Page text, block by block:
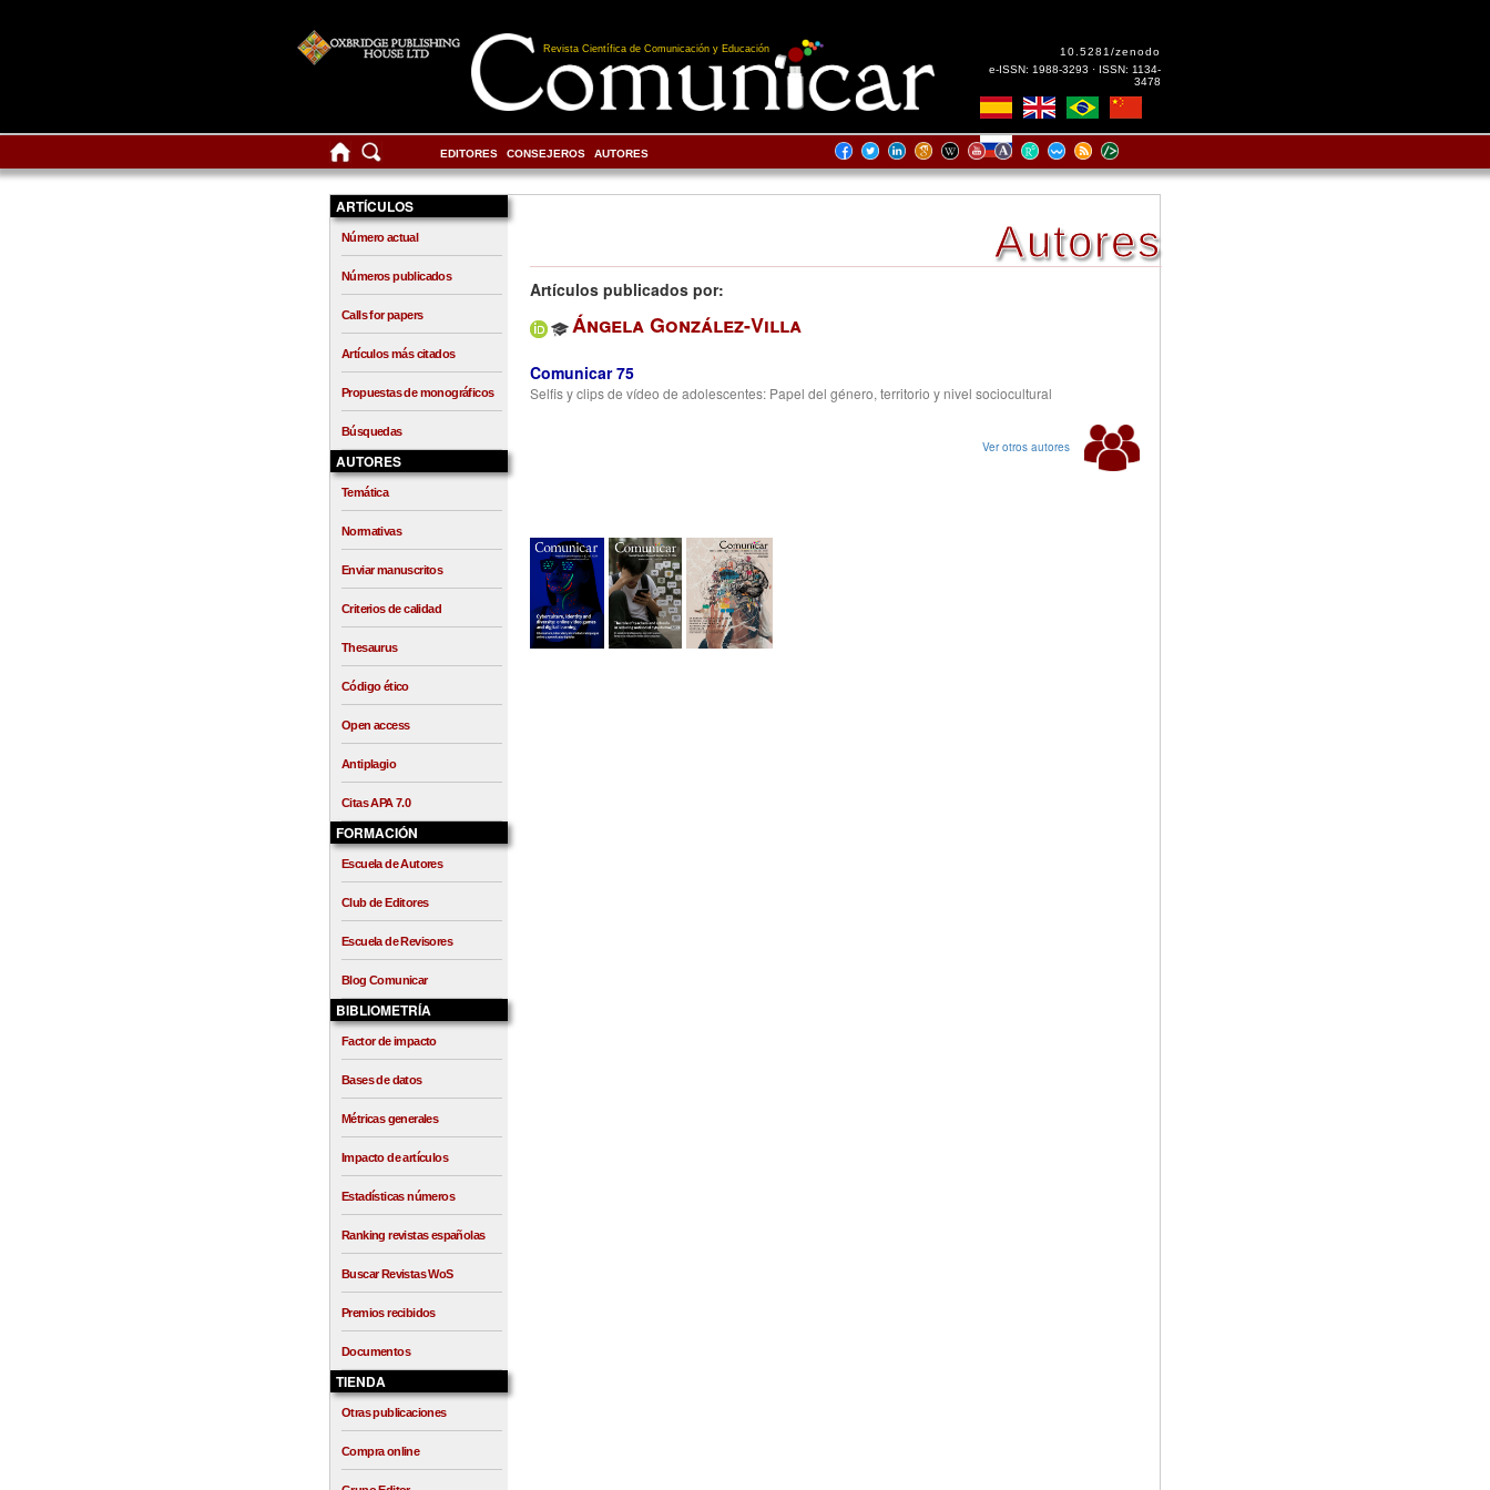
Revista Científica de Comunicación y Educación
10.5281/zenodo
e-ISSN: 1988-3293 · ISSN: 1134-
3478
EDITORES CONSEJEROS AUTORES
ARTÍCULOS
Número actual
Números publicados
Calls for papers
Artículos más citados
Propuestas de monográficos
Búsquedas
AUTORES
Temática
Normativas
Enviar manuscritos
Criterios de calidad
Thesaurus
Código ético
Open access
Antiplagio
Citas APA 7.0
FORMACIÓN
Escuela de Autores
Club de Editores
Escuela de Revisores
Blog Comunicar
BIBLIOMETRÍA
Factor de impacto
Bases de datos
Métricas generales
Impacto de artículos
Estadísticas números
Ranking revistas españolas
Buscar Revistas WoS
Premios recibidos
Documentos
TIENDA
Otras publicaciones
Compra online
Autores
Artículos publicados por:
Ángela González-Villa
Comunicar 75
Selfis y clips de vídeo de adolescentes: Papel del género, territorio y nivel sociocultural
Ver otros autores